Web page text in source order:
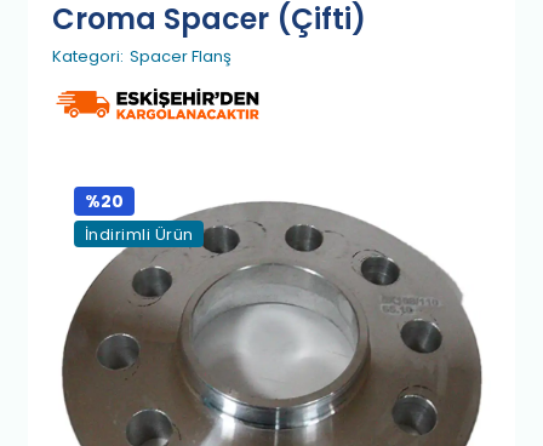
Croma Spacer (Çifti)
Kategori: Spacer Flanş
%20
İndirimli Ürün